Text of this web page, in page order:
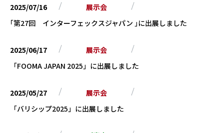
2025/07/16
展示会
｢第27回 インターフェックスジャパン ｣に出展しました
2025/06/17
展示会
「FOOMA JAPAN 2025」に出展しました
2025/05/27
展示会
「バリシップ2025」に出展しました